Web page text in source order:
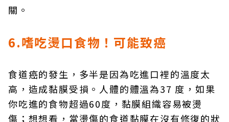
關。
6.嗜吃燙口食物！可能致癌
食道癌的發生，多半是因為吃進口裡的溫度太
高，造成黏膜受損。人體的體溫為37 度，如果
你吃進的食物超過60度，黏膜組織容易被燙
傷；想想看，當燙傷的食道黏膜在沒有修復的狀